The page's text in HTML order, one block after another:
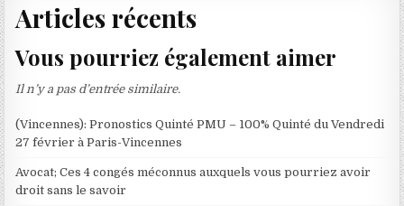
Articles récents
Vous pourriez également aimer
Il n’y a pas d’entrée similaire.
(Vincennes): Pronostics Quinté PMU – 100% Quinté du Vendredi
27 février à Paris-Vincennes
Avocat; Ces 4 congés méconnus auxquels vous pourriez avoir
droit sans le savoir